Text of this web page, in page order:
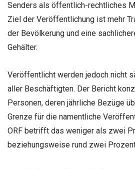
Senders als öffentlich-rechtliches
Ziel der Veröffentlichung ist mehr
der Bevölkerung und eine
Gehälter.
Veröffentlicht werden jedoch nicht
aller Beschäftigten. Der Bericht
Personen, deren jährliche Bezüge
Grenze für die namentliche
ORF betrifft das weniger als zwei
beziehungsweise rund zwei